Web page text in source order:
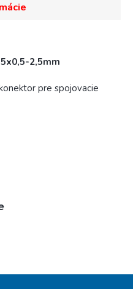
2,5mm
pre spojovacie